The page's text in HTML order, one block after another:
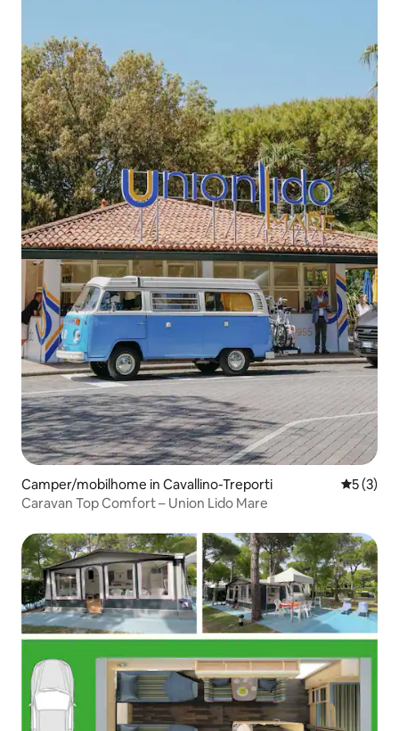
Camper/mobilhome in Cavallino-Treporti
5 (3)
Caravan Top Comfort – Union Lido Mare